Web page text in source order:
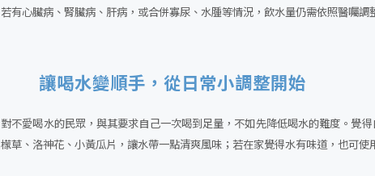
若有心臟病、腎臟病、肝病，或合併寡尿、水腫等情況，飲水量仍需依照醫囑調
讓喝水變順手，從日常小調整開始
對不愛喝水的民眾，與其要求自己一次喝到足量，不如先降低喝水的難度。覺
檬草、洛神花、小黃瓜片，讓水帶一點清爽風味；若在家覺得水有味道，也可使